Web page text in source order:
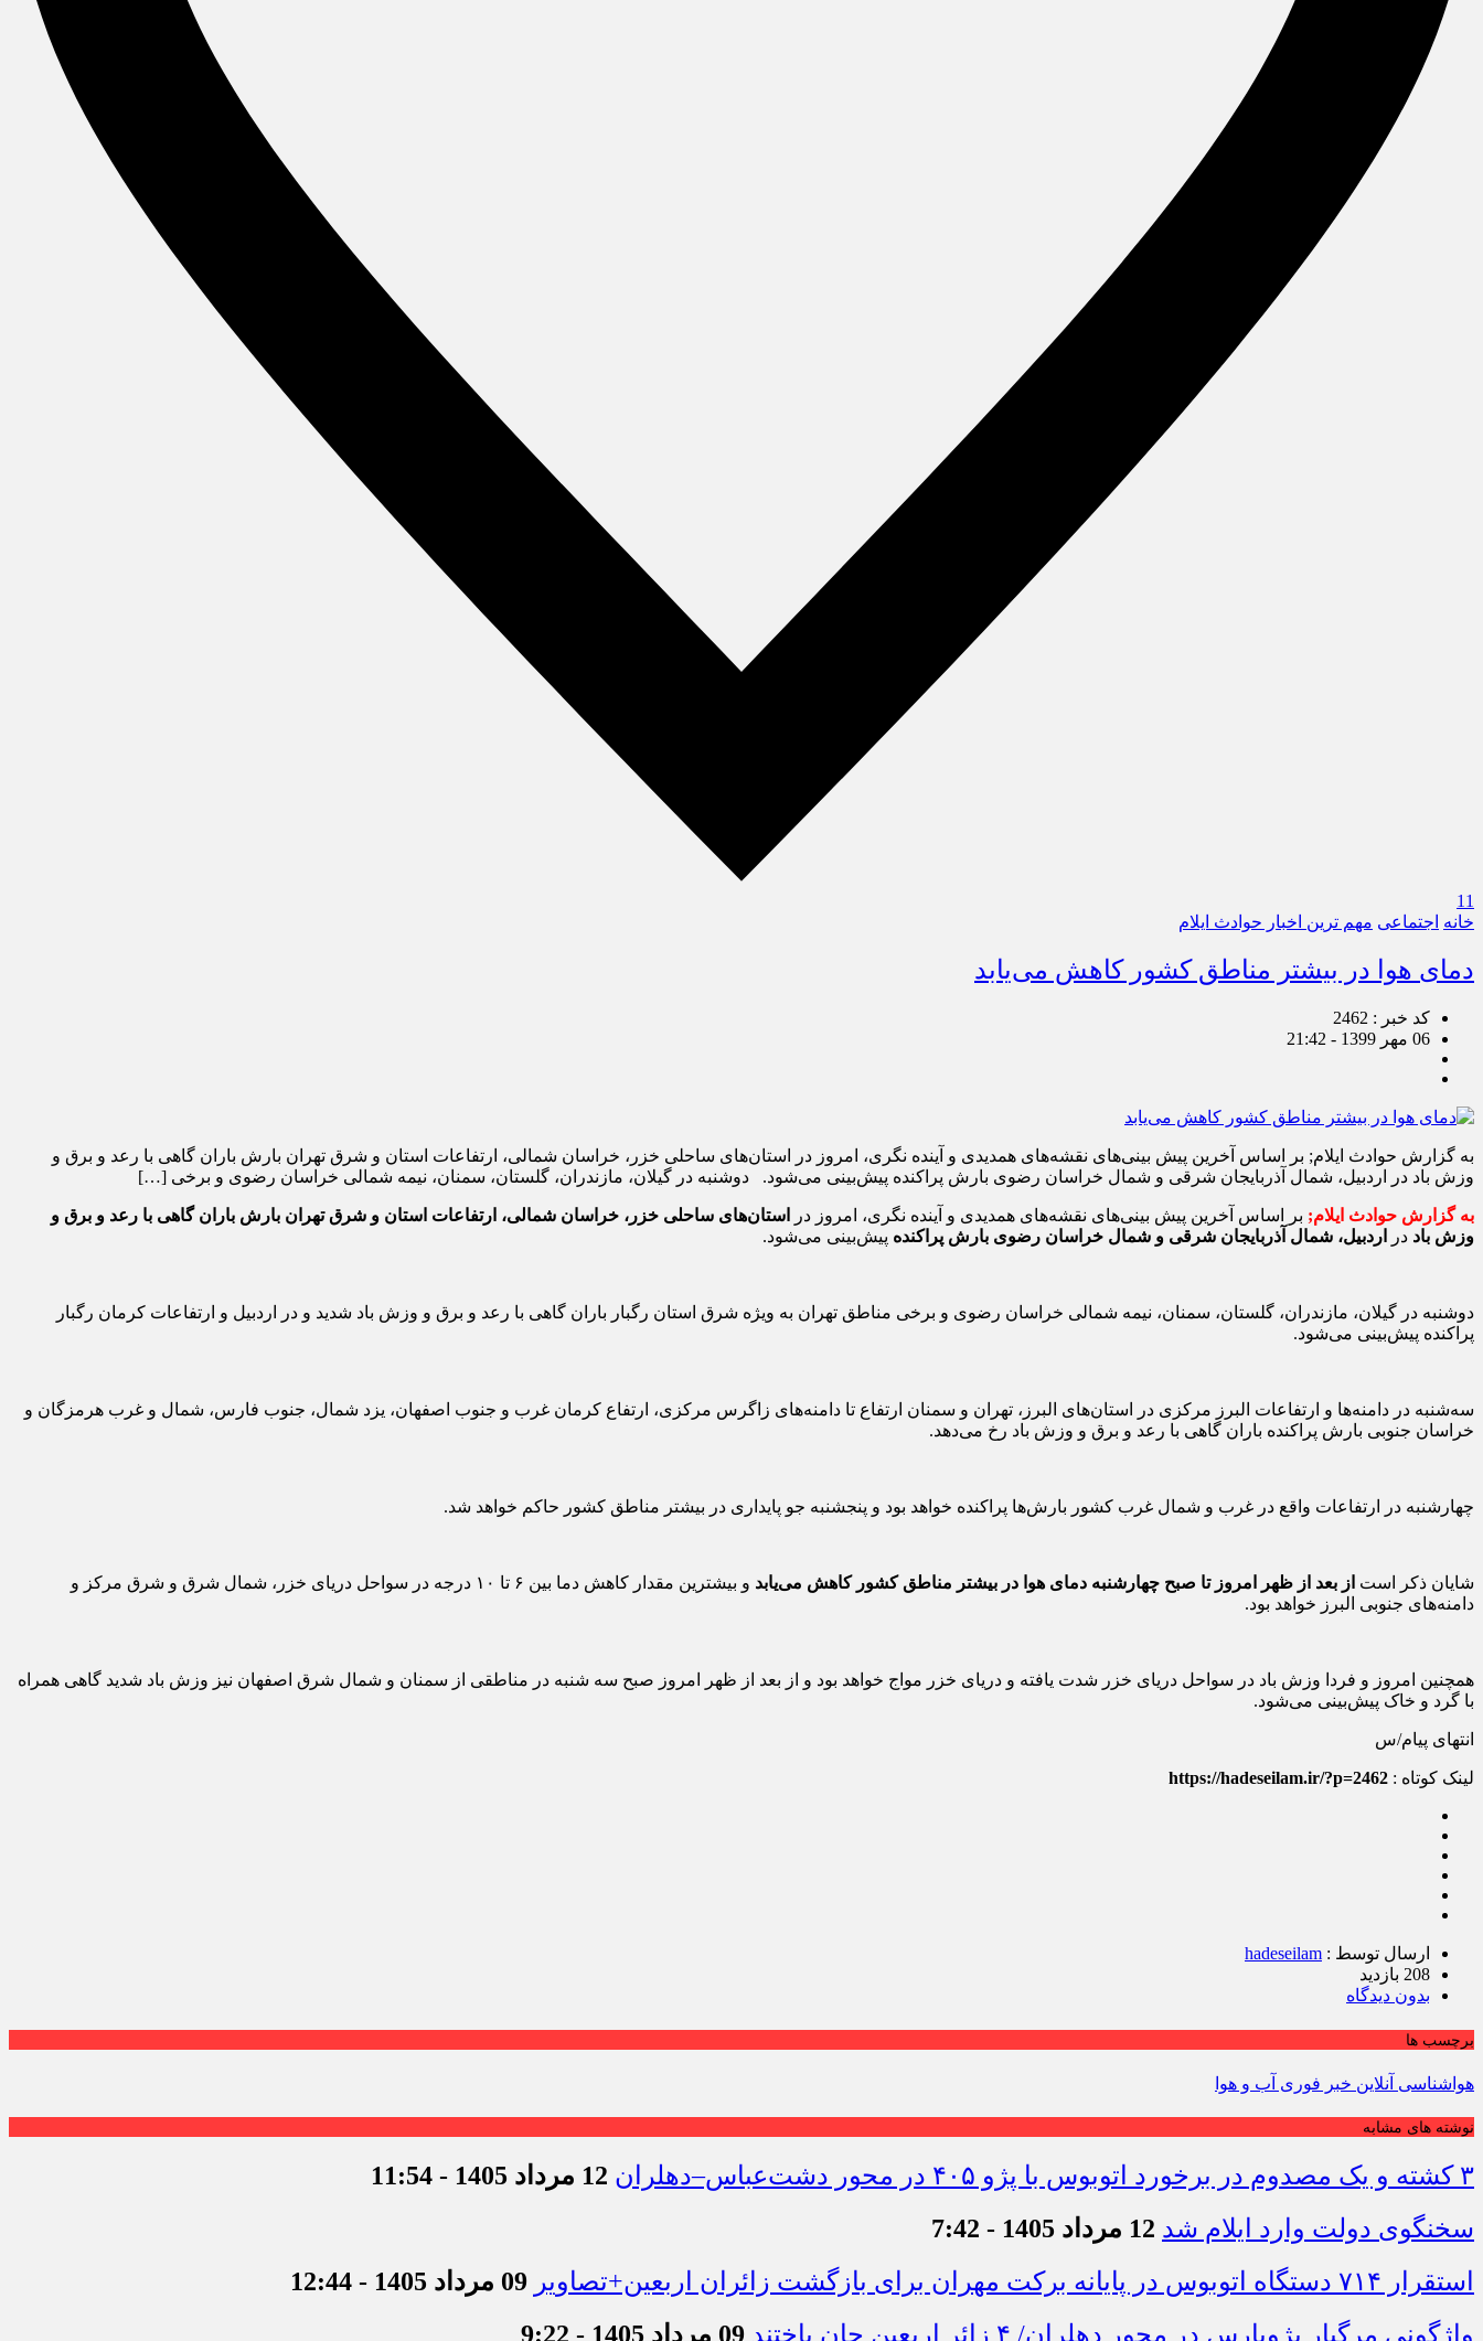
11
خانه اجتماعی مهم ترین اخبار حوادث ایلام
دمای هوا در بیشتر مناطق کشور کاهش می‌یابد
کد خبر : 2462
06 مهر 1399 - 21:42
به گزارش حوادث ایلام; بر اساس آخرین پیش بینی‌های نقشه‌های همدیدی و آینده نگری، امروز در استان‌های ساحلی خزر، خراسان شمالی، ارتفاعات استان و شرق تهران بارش باران گاهی با رعد و برق و
وزش باد در اردبیل، شمال آذربایجان شرقی و شمال خراسان رضوی بارش پراکنده پیش‌بینی می‌شود. دوشنبه در گیلان، مازندران، گلستان، سمنان، نیمه شمالی خراسان رضوی و برخی […]
به گزارش حوادث ایلام; بر اساس آخرین پیش بینی‌های نقشه‌های همدیدی و آینده نگری، امروز در استان‌های ساحلی خزر، خراسان شمالی، ارتفاعات استان و شرق تهران بارش باران گاهی با رعد و برق و
وزش باد در اردبیل، شمال آذربایجان شرقی و شمال خراسان رضوی بارش پراکنده پیش‌بینی می‌شود.
دوشنبه در گیلان، مازندران، گلستان، سمنان، نیمه شمالی خراسان رضوی و برخی مناطق تهران به ویژه شرق استان رگبار باران گاهی با رعد و برق و وزش باد شدید و در اردبیل و ارتفاعات کرمان رگبار
پراکنده پیش‌بینی می‌شود.
سه‌شنبه در دامنه‌ها و ارتفاعات البرز مرکزی در استان‌های البرز، تهران و سمنان ارتفاع تا دامنه‌های زاگرس مرکزی، ارتفاع کرمان غرب و جنوب اصفهان، یزد شمال، جنوب فارس، شمال و غرب هرمزگان و
خراسان جنوبی بارش پراکنده باران گاهی با رعد و برق و وزش باد رخ می‌دهد.
چهارشنبه در ارتفاعات واقع در غرب و شمال غرب کشور بارش‌ها پراکنده خواهد بود و پنجشنبه جو پایداری در بیشتر مناطق کشور حاکم خواهد شد.
شایان ذکر است از بعد از ظهر امروز تا صبح چهارشنبه دمای هوا در بیشتر مناطق کشور کاهش می‌یابد
و بیشترین مقدار کاهش دما بین ۶ تا ۱۰ درجه در سواحل دریای خزر، شمال شرق و شرق مرکز و
دامنه‌های جنوبی البرز خواهد بود.
همچنین امروز و فردا وزش باد در سواحل دریای خزر شدت یافته و دریای خزر مواج خواهد بود و از بعد از ظهر امروز صبح سه شنبه در مناطقی از سمنان و شمال شرق اصفهان نیز وزش باد شدید گاهی همراه
با گرد و خاک پیش‌بینی می‌شود.
انتهای پیام/س
لینک کوتاه : https://hadeseilam.ir/?p=2462
ارسال توسط : hadeseilam
208 بازدید
بدون دیدگاه
برچسب ها
هواشناسی آنلاین خبر فوری آب و هوا
نوشته های مشابه
۳ کشته و یک مصدوم در برخورد اتوبوس با پژو ۴۰۵ در محور دشت‌عباس–دهلران
12 مرداد 1405 - 11:54
سخنگوی دولت وارد ایلام شد 12 مرداد 1405 - 7:42
استقرار ۷۱۴ دستگاه اتوبوس در پایانه برکت مهران برای بازگشت زائران اربعین+تصاویر
09 مرداد 1405 - 12:44
واژگونی مرگبار پژوپارس در محور دهلران/ ۴ زائر اربعین جان باختند
09 مرداد 1405 - 9:22